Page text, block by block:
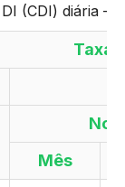
(CDI) diária –
Taxa
No
Mês